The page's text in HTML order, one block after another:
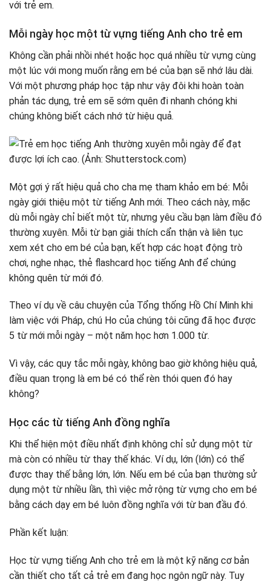
với trẻ em.
Mỗi ngày học một từ vựng tiếng Anh cho trẻ em
Không cần phải nhồi nhét hoặc học quá nhiều từ vựng cùng
một lúc với mong muốn rằng em bé của bạn sẽ nhớ lâu dài.
Với một phương pháp học tập như vậy đôi khi hoàn toàn
phản tác dụng, trẻ em sẽ sớm quên đi nhanh chóng khi
chúng không biết cách nhớ từ hiệu quả.
Một gợi ý rất hiệu quả cho cha mẹ tham khảo em bé: Mỗi
ngày giới thiệu một từ tiếng Anh mới. Theo cách này, mặc
dù mỗi ngày chỉ biết một từ, nhưng yêu cầu bạn làm điều đó
thường xuyên. Mỗi từ bạn giải thích cẩn thận và liên tục
xem xét cho em bé của bạn, kết hợp các hoạt động trò
chơi, nghe nhạc, thẻ flashcard học tiếng Anh để chúng
không quên từ mới đó.
Theo ví dụ về câu chuyện của Tổng thống Hồ Chí Minh khi
làm việc với Pháp, chú Ho của chúng tôi cũng đã học được
5 từ mới mỗi ngày – một năm học hơn 1.000 từ.
Vì vậy, các quy tắc mỗi ngày, không bao giờ không hiệu quả,
điều quan trọng là em bé có thể rèn thói quen đó hay
không?
Học các từ tiếng Anh đồng nghĩa
Khi thể hiện một điều nhất định không chỉ sử dụng một từ
mà còn có nhiều từ thay thế khác. Ví dụ, lớn (lớn) có thể
được thay thế bằng lớn, lớn. Nếu em bé của bạn thường sử
dụng một từ nhiều lần, thì việc mở rộng từ vựng cho em bé
bằng cách dạy em bé luôn đồng nghĩa với từ ban đầu đó.
Phần kết luận:
Học từ vựng tiếng Anh cho trẻ em là một kỹ năng cơ bản
cần thiết cho tất cả trẻ em đang học ngôn ngữ này. Tuy